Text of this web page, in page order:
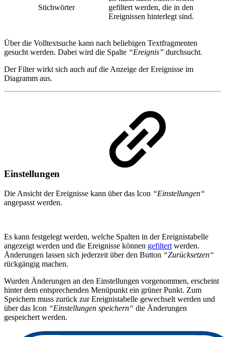
Stichwörter
gefiltert werden, die in den
Ereignissen hinterlegt sind.
Über die Volltextsuche kann nach beliebigen Textfragmenten
gesucht werden. Dabei wird die Spalte “Ereignis” durchsucht.
Der Filter wirkt sich auch auf die Anzeige der Ereignisse im
Diagramm aus.
Einstellungen
Die Ansicht der Ereignisse kann über das Icon “Einstellungen“
angepasst werden.
Es kann festgelegt werden, welche Spalten in der Ereignistabelle
angezeigt werden und die Ereignisse können gefiltert werden.
Änderungen lassen sich jederzeit über den Button “Zurücksetzen“
rückgängig machen.
Wurden Änderungen an den Einstellungen vorgenommen, erscheint
hinter dem entsprechenden Menüpunkt ein grüner Punkt. Zum
Speichern muss zurück zur Ereignistabelle gewechselt werden und
über das Icon “Einstellungen speichern“ die Änderungen
gespeichert werden.